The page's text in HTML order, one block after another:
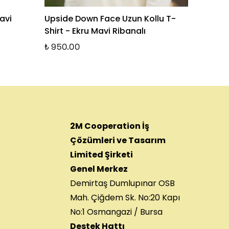
Upside Down Face Uzun Kollu T-
Shirt - Ekru Mavi Ribanalı
₺ 950.00
2M Cooperation İş
Çözümleri ve Tasarım
Limited Şirketi
Genel Merkez
Demirtaş Dumlupınar OSB
Mah. Çiğdem Sk. No:20 Kapı
No:1 Osmangazi / Bursa
Destek Hattı